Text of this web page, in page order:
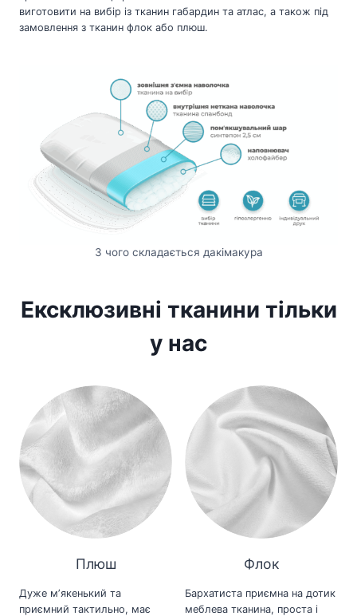
виготовити на вибір із тканин габардин та атлас, а також під
замовлення з тканин флок або плюш.
З чого складається дакімакура
Ексклюзивні тканини тільки
у нас
Плюш
Дуже мʼякенький та
приємний тактильно, має
Флок
Бархатиста приємна на дотик
меблева тканина, проста і